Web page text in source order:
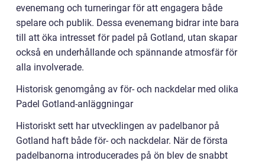
evenemang och turneringar för att engagera både
spelare och publik. Dessa evenemang bidrar inte bara
till att öka intresset för padel på Gotland, utan skapar
också en underhållande och spännande atmosfär för
alla involverade.
Historisk genomgång av för- och nackdelar med olika
Padel Gotland-anläggningar
Historiskt sett har utvecklingen av padelbanor på
Gotland haft både för- och nackdelar. När de första
padelbanorna introducerades på ön blev de snabbt